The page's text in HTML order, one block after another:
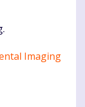
Imaging